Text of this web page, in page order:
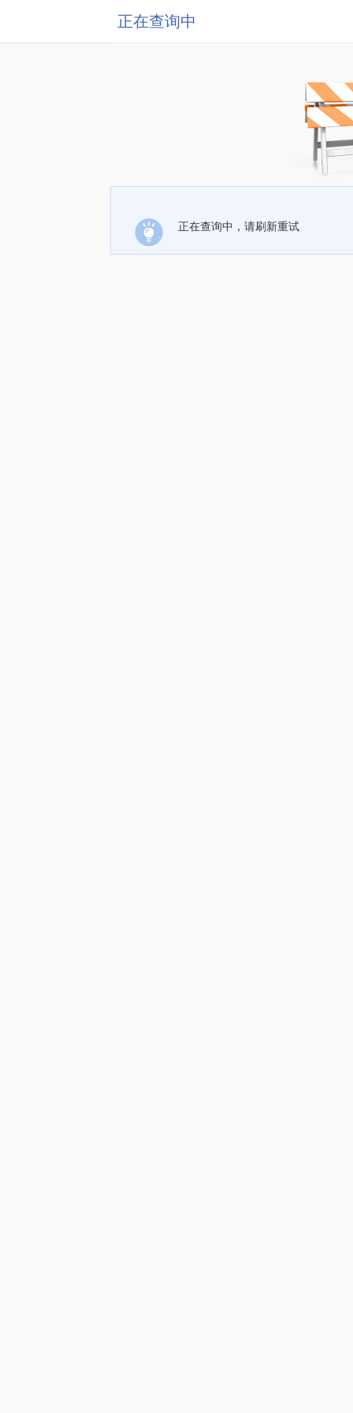
正在查询中
正在查询中，请刷新重试